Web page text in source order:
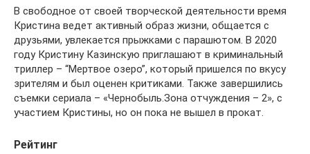
В свободное от своей творческой деятельности время
Кристина ведет активный образ жизни, общается с
друзьями, увлекается прыжками с парашютом. В 2020
году Кристину Казинскую приглашают в криминальный
триллер – “Мертвое озеро”, который пришелся по вкусу
зрителям и был оценен критиками. Также завершились
съемки сериала – «Чернобыль.Зона отчуждения – 2», с
участием Кристины, но он пока не вышел в прокат.
Рейтинг